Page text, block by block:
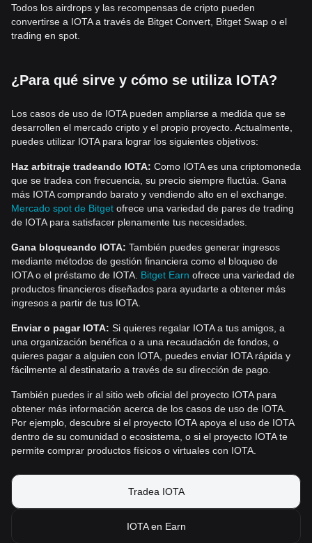
Todos los airdrops y las recompensas de cripto pueden
convertirse a IOTA a través de Bitget Convert, Bitget Swap o el
trading en spot.
¿Para qué sirve y cómo se utiliza IOTA?
Los casos de uso de IOTA pueden ampliarse a medida que se
desarrollen el mercado cripto y el propio proyecto. Actualmente,
puedes utilizar IOTA para lograr los siguientes objetivos:
Haz arbitraje tradeando IOTA: Como IOTA es una criptomoneda
que se tradea con frecuencia, su precio siempre fluctúa. Gana
más IOTA comprando barato y vendiendo alto en el exchange.
Mercado spot de Bitget ofrece una variedad de pares de trading
de IOTA para satisfacer plenamente tus necesidades.
Gana bloqueando IOTA: También puedes generar ingresos
mediante métodos de gestión financiera como el bloqueo de
IOTA o el préstamo de IOTA. Bitget Earn ofrece una variedad de
productos financieros diseñados para ayudarte a obtener más
ingresos a partir de tus IOTA.
Enviar o pagar IOTA: Si quieres regalar IOTA a tus amigos, a
una organización benéfica o a una recaudación de fondos, o
quieres pagar a alguien con IOTA, puedes enviar IOTA rápida y
fácilmente al destinatario a través de su dirección de pago.
También puedes ir al sitio web oficial del proyecto IOTA para
obtener más información acerca de los casos de uso de IOTA.
Por ejemplo, descubre si el proyecto IOTA apoya el uso de IOTA
dentro de su comunidad o ecosistema, o si el proyecto IOTA te
permite comprar productos físicos o virtuales con IOTA.
Tradea IOTA
IOTA en Earn